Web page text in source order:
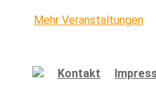
Mehr Veranstaltungen
Kontakt